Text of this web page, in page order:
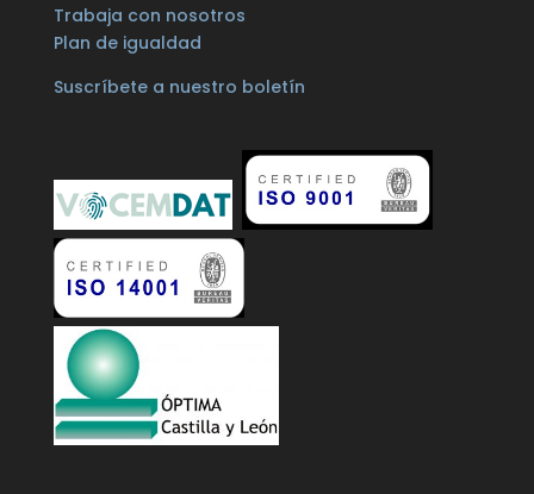
Trabaja con nosotros
Plan de igualdad
Suscríbete a nuestro boletín